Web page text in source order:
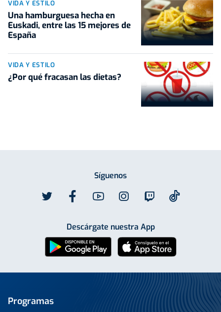
VIDA Y ESTILO
Una hamburguesa hecha en
Euskadi, entre las 15 mejores de
España
VIDA Y ESTILO
¿Por qué fracasan las dietas?
Síguenos
Descárgate nuestra App
Programas